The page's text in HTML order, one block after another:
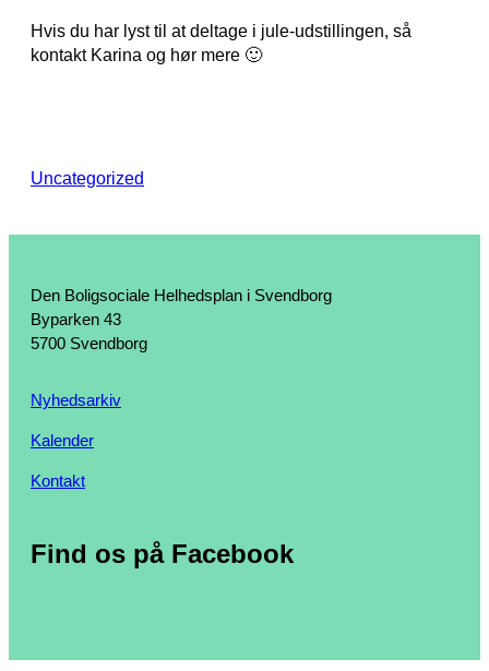
Hvis du har lyst til at deltage i jule-udstillingen, så
kontakt Karina og hør mere 🙂
Uncategorized
Den Boligsociale Helhedsplan i Svendborg
Byparken 43
5700 Svendborg
Nyhedsarkiv
Kalender
Kontakt
Find os på Facebook